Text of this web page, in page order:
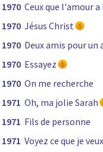
1970 Ceux que l'amour a
1970 Jésus Christ
1970 Deux amis pour un
1970 Essayez
1970 On me recherche
1971 Oh, ma jolie Sarah
1971 Fils de personne
1971 Voyez ce que je